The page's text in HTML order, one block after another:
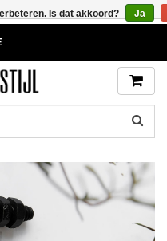
Is dat akkoord? Ja